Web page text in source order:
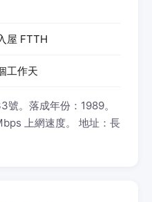
屋 FTTH
工作天
。落成年份：1989。
上網速度。 地址：長